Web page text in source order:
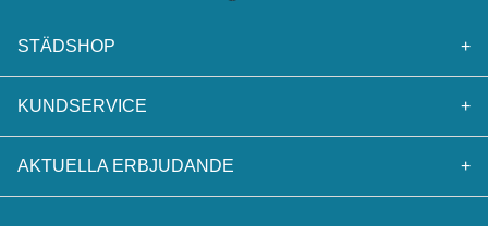
STÄDSHOP +
KUNDSERVICE +
AKTUELLA ERBJUDANDE +